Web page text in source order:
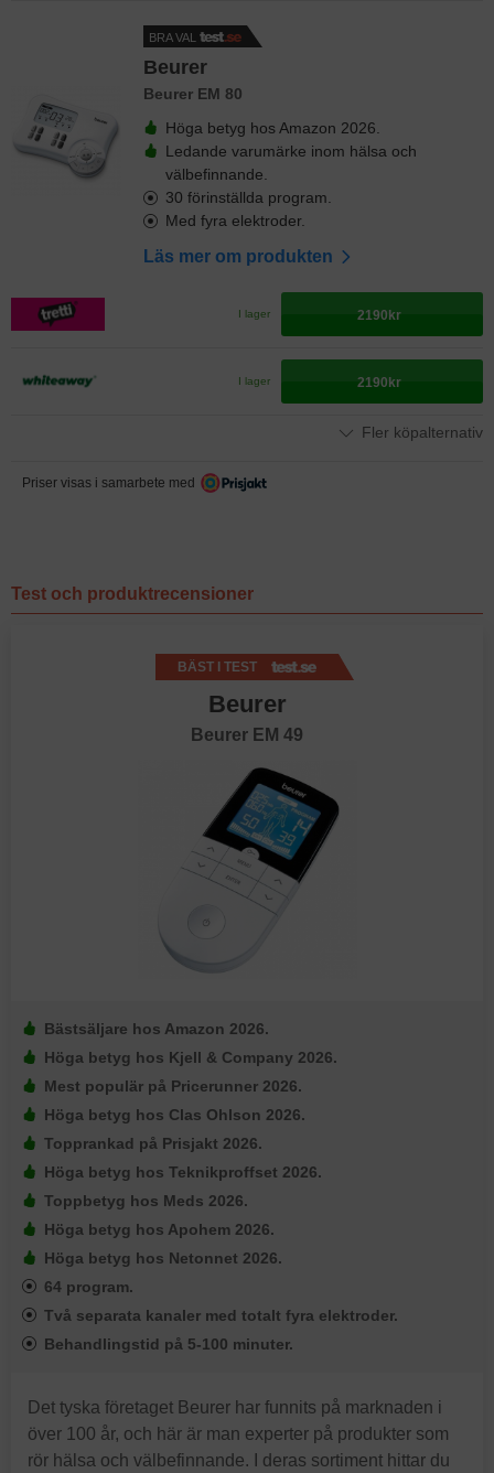
BRA VAL
Beurer
Beurer EM 80
Höga betyg hos Amazon 2026.
Ledande varumärke inom hälsa och
välbefinnande.
30 förinställda program.
Med fyra elektroder.
Läs mer om produkten
I lager 2190kr
I lager 2190kr
Fler köpalternativ
Priser visas i samarbete med
Test och produktrecensioner
BÄST I TEST
Beurer
Beurer EM 49
Bästsäljare hos Amazon 2026.
Höga betyg hos Kjell & Company 2026.
Mest populär på Pricerunner 2026.
Höga betyg hos Clas Ohlson 2026.
Topprankad på Prisjakt 2026.
Höga betyg hos Teknikproffset 2026.
Toppbetyg hos Meds 2026.
Höga betyg hos Apohem 2026.
Höga betyg hos Netonnet 2026.
64 program.
Två separata kanaler med totalt fyra elektroder.
Behandlingstid på 5-100 minuter.
Det tyska företaget Beurer har funnits på marknaden i
över 100 år, och här är man experter på produkter som
rör hälsa och välbefinnande. I deras sortiment hittar du